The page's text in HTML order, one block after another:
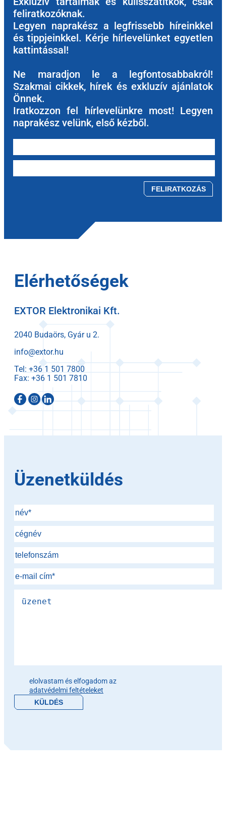
feliratkozóknak.
Legyen naprakész a legfrissebb híreinkkel
és tippjeinkkel. Kérje hírlevelünket egyetlen
kattintással!
Ne maradjon le a legfontosabbakról!
Szakmai cikkek, hírek és exkluzív ajánlatok
Önnek.
Iratkozzon fel hírlevelünkre most! Legyen
naprakész velünk, első kézből.
Elérhetőségek
EXTOR Elektronikai Kft.
2040 Budaörs, Gyár u 2.
info@extor.hu
Tel:
Fax:
Üzenetküldés
elolvastam és elfogadom az
adatvédelmi feltételeket